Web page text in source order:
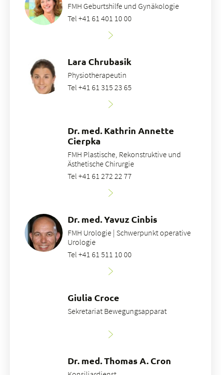
FMH Geburtshilfe und Gynäkologie
Tel +41 61 401 10 00
Lara Chrubasik
Physiotherapeutin
Tel +41 61 315 23 65
Dr. med. Kathrin Annette
Cierpka
FMH Plastische, Rekonstruktive und
Ästhetische Chirurgie
Tel +41 61 272 22 77
Dr. med. Yavuz Cinbis
FMH Urologie | Schwerpunkt operative
Urologie
Tel +41 61 511 10 00
Giulia Croce
Sekretariat Bewegungsapparat
Dr. med. Thomas A. Cron